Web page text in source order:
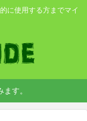
に使用する方までマイ
す。